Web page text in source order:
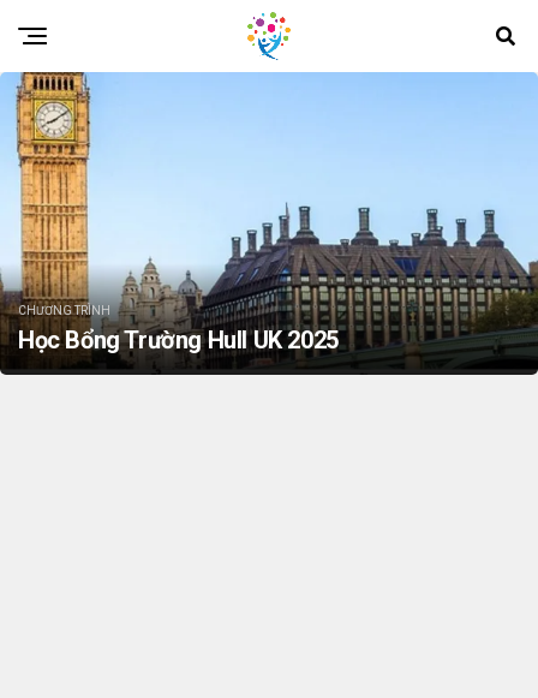
CHƯƠNG TRÌNH
Học Bổng Trường Hull UK 2025